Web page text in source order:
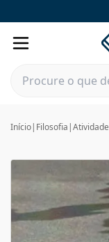
Início| Filosofia |